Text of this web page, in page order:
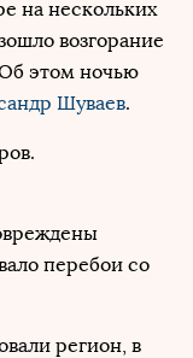
на нескольких
возгорание
этом ночью
Шуваев.
перебои со
регион, в